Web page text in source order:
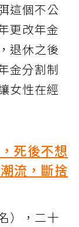
這個不公
更改年金
退休之後
金分割制
女性在經
死後不想
流，斷捨
），二十